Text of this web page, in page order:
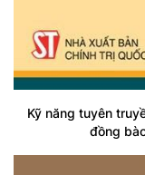
Kỹ năng tuyên
đồng